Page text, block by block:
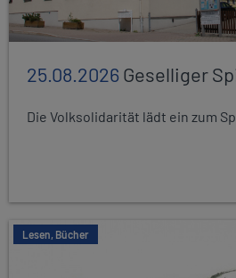
25.08.2026Geselliger
Die Volksolidarität lädt ein zum
Lesen, Bücher